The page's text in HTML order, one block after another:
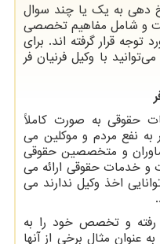
دهی به یک یا چند سوال
و شامل مفاهیم تخصصی
توجه قرار گرفته اند. برای
با وکیل فرنیان فر
حقوقی به صورت کاملاً
به نفع مردم و موکلین می
و متخصصین حقوقی
و خدمات حقوقی ارائه می
اخذ وکیل ندارند می
رفته و تخصص خود را به
عنوان مثال برخی از آنها